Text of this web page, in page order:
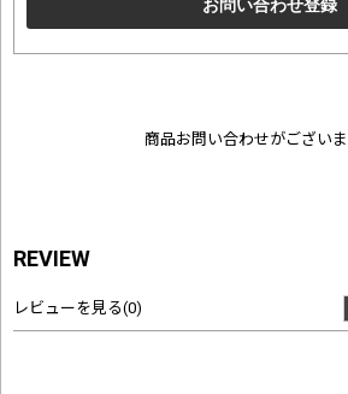
商品お問い合わせがございま
REVIEW
レビューを見る(0)